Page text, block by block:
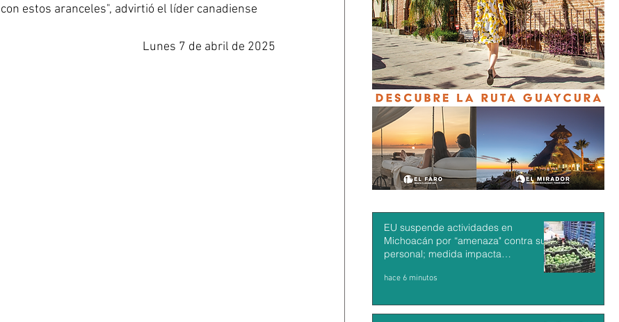
estos aranceles", advirtió el líder canadiense
Lunes 7 de abril de 2025
EU suspende actividades en
Michoacán por “amenaza" contra su
personal; medida impacta
exportaciones de aguacate mexicano
hace 6 minutos